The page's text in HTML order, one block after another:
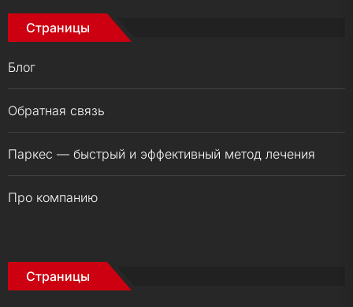
Страницы
Блог
Обратная связь
Паркес — быстрый и эффективный метод лечения
Про компанию
Страницы